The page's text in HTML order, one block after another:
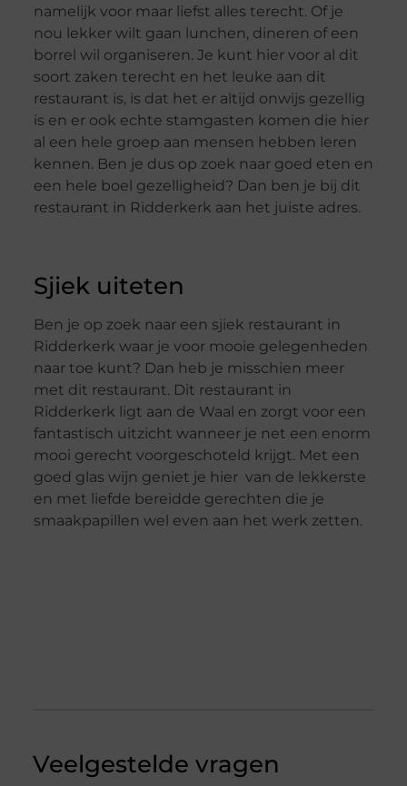
namelijk voor maar liefst alles terecht. Of je
nou lekker wilt gaan lunchen, dineren of een
borrel wil organiseren. Je kunt hier voor al dit
soort zaken terecht en het leuke aan dit
restaurant is, is dat het er altijd onwijs gezellig
is en er ook echte stamgasten komen die hier
al een hele groep aan mensen hebben leren
kennen. Ben je dus op zoek naar goed eten en
een hele boel gezelligheid? Dan ben je bij dit
restaurant in Ridderkerk aan het juiste adres.
Sjiek uiteten
Ben je op zoek naar een sjiek restaurant in
Ridderkerk waar je voor mooie gelegenheden
naar toe kunt? Dan heb je misschien meer
met dit restaurant. Dit restaurant in
Ridderkerk ligt aan de Waal en zorgt voor een
fantastisch uitzicht wanneer je net een enorm
mooi gerecht voorgeschoteld krijgt. Met een
goed glas wijn geniet je hier van de lekkerste
en met liefde bereidde gerechten die je
smaakpapillen wel even aan het werk zetten.
Veelgestelde vragen